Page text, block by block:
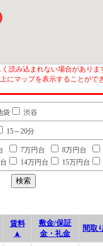
読み込まれない場合がありま
にマップを表示することがで
袋 渋谷
15～20分
7万円台 8万円台
14万円台 15万円台
賃料
▲
敷金/保証
金・礼金
間取